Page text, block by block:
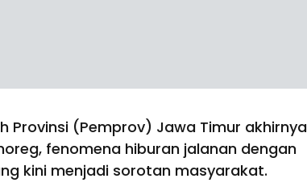
Provinsi (Pemprov) Jawa Timur akhirnya
fenomena hiburan jalanan dengan
kini menjadi sorotan masyarakat.